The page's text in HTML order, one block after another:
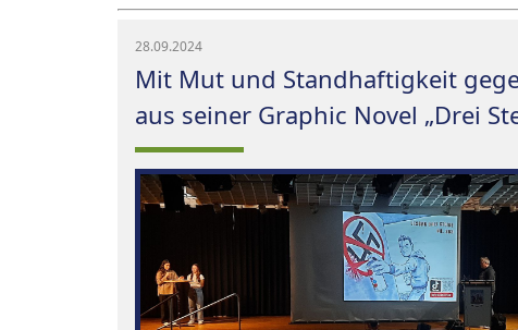
28.09.2024
Mit Mut und Standhaftigkeit
aus seiner Graphic Novel „Drei